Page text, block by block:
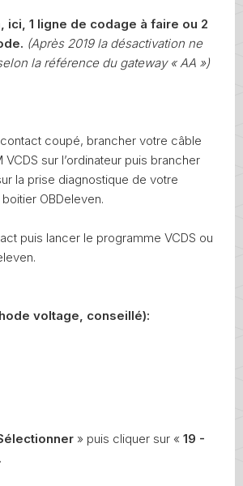
ici, 1 ligne de codage à faire ou 2
(Après 2019 la désactivation ne
la référence du gateway « AA »)
coupé, brancher votre câble
sur l’ordinateur puis brancher
la prise diagnostique de votre
OBDeleven.
puis lancer le programme VCDS ou
voltage, conseillé):
» puis cliquer sur « 19 -